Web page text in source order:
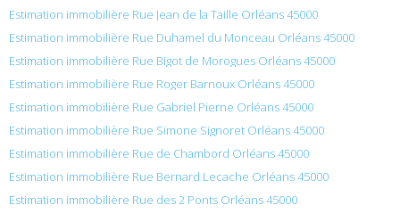
Estimation immobilière Rue Jean de la Taille Orléans 45000
Estimation immobilière Rue Duhamel du Monceau Orléans 45000
Estimation immobilière Rue Bigot de Morogues Orléans 45000
Estimation immobilière Rue Roger Barnoux Orléans 45000
Estimation immobilière Rue Gabriel Pierne Orléans 45000
Estimation immobilière Rue Simone Signoret Orléans 45000
Estimation immobilière Rue de Chambord Orléans 45000
Estimation immobilière Rue Bernard Lecache Orléans 45000
Estimation immobilière Rue des 2 Ponts Orléans 45000